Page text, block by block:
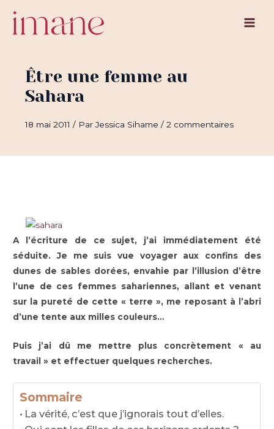
contenu
Main
Être une femme au
Sahara
18 mai 2011/ ParJessica Sihame/2 commentaires
A l’écriture de ce sujet, j’ai immédiatement été
séduite. Je me suis vue voyager aux confins des
dunes de sables dorées, envahie par l’illusion d’être
l’une de ces femmes sahariennes, allant et venant
sur la pureté de cette « terre », me reposant à l’abri
d’une tente aux milles couleurs…
Puis j’ai dû me mettre plus concrètement « au
travail » et effectuer quelques recherches.
Sommaire
La vérité, c’est que j’ignorais tout d’elles.